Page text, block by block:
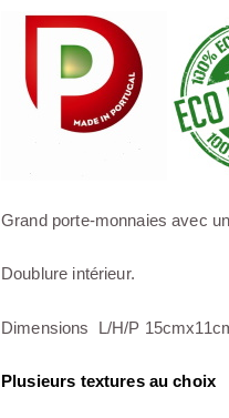
Grand porte-monnaies avec
Doublure intérieur.
Dimensions L/H/P
Plusieurs textures au choix